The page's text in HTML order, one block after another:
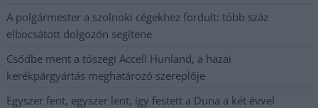
A polgármester a szolnoki cégekhez fordult: több száz
elbocsátott dolgozón segítene
Csődbe ment a tószegi Accell Hunland, a hazai
kerékpárgyártás meghatározó szereplője
Egyszer fent, egyszer lent, így festett a Duna a két évvel